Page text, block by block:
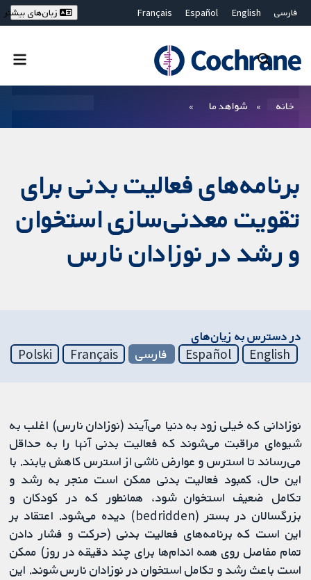
فارسی English
Español
Français
Bahasa Malaysia
ไทย
繁體中文
زبان‌های بیشتر
خانه شواهد ما
برنامه‌های فعالیت بدنی برای
تقویت معدنی‌سازی استخوان
و رشد در نوزادان نارس
در دسترس به زیان‌های
English
Español فارسی Français
Polski
نوزادانی که خیلی زود به دنیا می‌آیند (نوزادان نارس) اغلب به
شیوه‌ای مراقبت می‌شوند که فعالیت بدنی آنها را به حداقل
می‌رساند تا استرس و عوارض ناشی از استرس کاهش یابند. با
این حال، کمبود فعالیت بدنی ممکن است منجر به رشد و
تکامل ضعیف استخوان شود، همانطور که در کودکان و
بزرگسالان در بستر (bedridden) دیده می‌شود. اعتقاد بر
این است که برنامه‌های فعالیت بدنی (حرکت و فشار دادن
تمام مفاصل روی همه اندام‌ها برای چند دقیقه در روز) ممکن
است باعث رشد و تکامل استخوان در نوزادان نارس شوند. این